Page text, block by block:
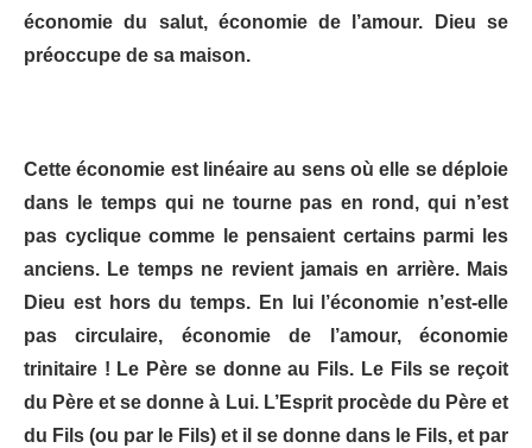
économie du salut, économie de l’amour. Dieu se
préoccupe de sa maison.
Cette économie est linéaire au sens où elle se déploie
dans le temps qui ne tourne pas en rond, qui n’est
pas cyclique comme le pensaient certains parmi les
anciens. Le temps ne revient jamais en arrière. Mais
Dieu est hors du temps. En lui l’économie n’est-elle
pas circulaire, économie de l’amour, économie
trinitaire ! Le Père se donne au Fils. Le Fils se reçoit
du Père et se donne à Lui. L’Esprit procède du Père et
du Fils (ou par le Fils) et il se donne dans le Fils, et par